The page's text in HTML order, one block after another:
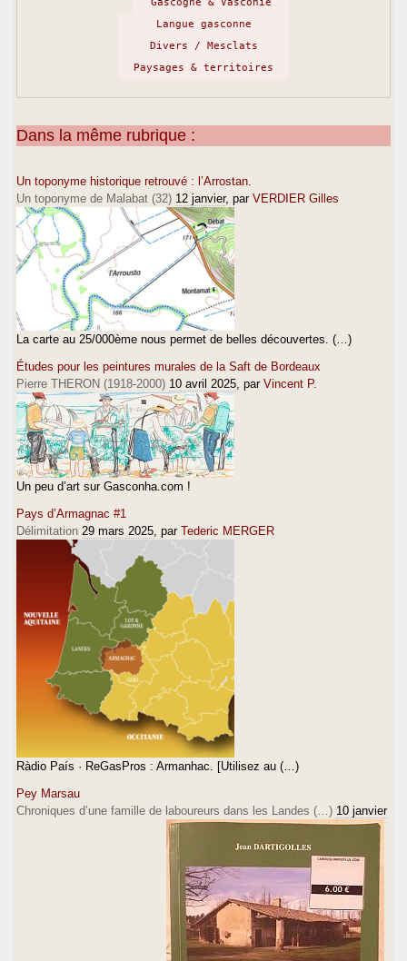
Langue gasconne
Divers / Mesclats
Paysages & territoires
Dans la même rubrique :
Un toponyme historique retrouvé : l’Arrostan.
Un toponyme de Malabat (32) 12 janvier, par VERDIER Gilles
La carte au 25/000ème nous permet de belles découvertes. (…)
Études pour les peintures murales de la Saft de Bordeaux
Pierre THERON (1918-2000) 10 avril 2025 , par Vincent P.
Un peu d’art sur Gasconha.com !
Pays d’Armagnac #1
Délimitation 29 mars 2025 , par Tederic MERGER
Ràdio País · ReGasPros : Armanhac. [Utilisez au (…)
Pey Marsau
Chroniques d’une famille de laboureurs dans les Landes (…) 10 janvier